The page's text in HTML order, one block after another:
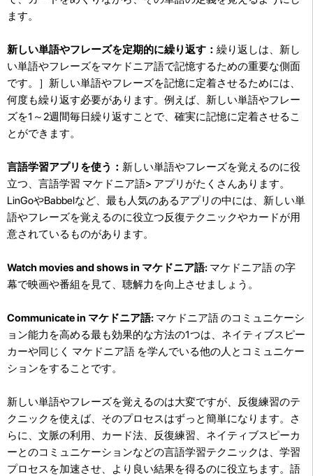
ます。
新しい単語やフレーズを定期的に繰り返す： 繰り返しは、新し
い単語やフレーズをマケドニア語で記憶するための重要な側面
です。］新しい単語やフレーズを記憶に定着させるためには、
何度も繰り返す必要があります。例えば、新しい単語やフレー
ズを1～2週間毎日繰り返すことで、確実に記憶に定着させるこ
とができます。
言語学習アプリを使う： 新しい単語やフレーズを覚えるのに役
立つ、言語学習 マケドニア語> アプリがたくさんあります。
LinGoやBabbelなど、最も人気のあるアプリの中には、新しい単
語やフレーズを覚えるのに役立つ反復テクニックやカードが用
意されているものがあります。
Watch movies and shows in マケドニア語: マケドニア語 の字
幕で映画や番組を見て、聴解力を向上させましょう。
Communicate in マケドニア語: マケドニア語 のコミュニケーシ
ョン能力を高める最も効果的な方法の1つは、ネイティブスピー
カーや同じく マケドニア語 を学んでいる他の人とコミュニケー
ションをすることです。
新しい単語やフレーズを覚えるのは大変ですが、反復練習のテ
クニックを使えば、そのプロセスはずっと簡単になります。さ
らに、文脈の利用、カード法、反復練習、ネイティブスピーカ
ーとのコミュニケーションなどの言語学習テクニックは、学習
プロセスを加速させ、より良い結果を得るのに役立ちます。語